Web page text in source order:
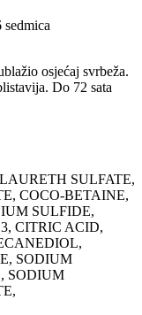
sedmica
osjećaj svrbeža.
Do 72 sata
SULFATE,
COCO-BETAINE,
SULFIDE,
CITRIC ACID,
SODIUM
SODIUM